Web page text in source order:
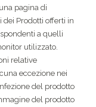
pagina di
Prodotti offerti in
a quelli
utilizzato.
relative
eccezione nei
del prodotto
del prodotto